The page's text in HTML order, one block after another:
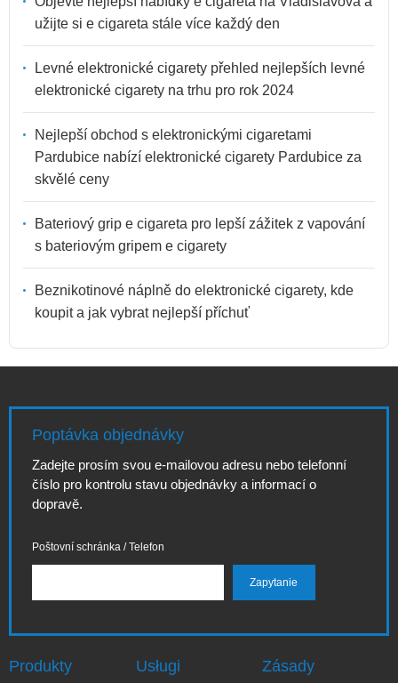
užijte si e cigareta stále více každý den
Levné elektronické cigarety přehled nejlepších levné
elektronické cigarety na trhu pro rok 2024
Nejlepší obchod s elektronickými cigaretami
Pardubice nabízí elektronické cigarety Pardubice za
skvělé ceny
Bateriový grip e cigareta pro lepší zážitek z vapování
s bateriovým gripem e cigarety
Beznikotinové náplně do elektronické cigarety, kde
koupit a jak vybrat nejlepší příchuť
Poptávka objednávky
Zadejte prosím svou e-mailovou adresu nebo telefonní
číslo pro kontrolu stavu objednávky a informací o
dopravě.
Poštovní schránka / Telefon
Produkty Usługi Zásady